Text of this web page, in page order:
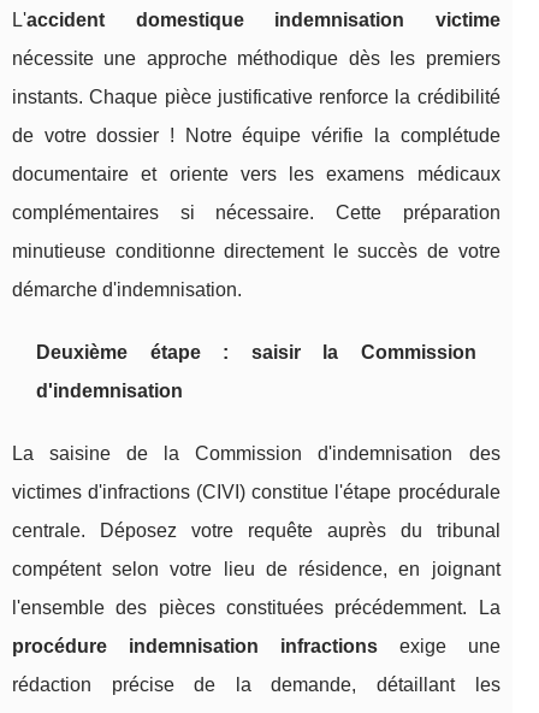
L'accident domestique indemnisation victime
nécessite une approche méthodique dès les premiers
instants. Chaque pièce justificative renforce la crédibilité
de votre dossier ! Notre équipe vérifie la complétude
documentaire et oriente vers les examens médicaux
complémentaires si nécessaire. Cette préparation
minutieuse conditionne directement le succès de votre
démarche d'indemnisation.
Deuxième étape : saisir la Commission
d'indemnisation
La saisine de la Commission d'indemnisation des
victimes d'infractions (CIVI) constitue l'étape procédurale
centrale. Déposez votre requête auprès du tribunal
compétent selon votre lieu de résidence, en joignant
l'ensemble des pièces constituées précédemment. La
procédure indemnisation infractionsexige une
rédaction précise de la demande, détaillant les